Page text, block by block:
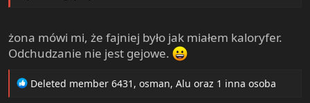
żona mówi mi, że fajniej było jak miałem kaloryfer.
Odchudzanie nie jest gejowe.
R
Deleted member 6431 , osman, Alu oraz 1 inna osoba